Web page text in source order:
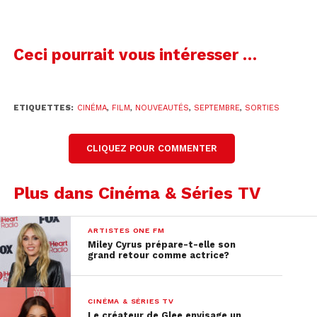
Ceci pourrait vous intéresser …
ETIQUETTES: CINÉMA, FILM, NOUVEAUTÉS, SEPTEMBRE, SORTIES
CLIQUEZ POUR COMMENTER
Plus dans Cinéma & Séries TV
ARTISTES ONE FM
Miley Cyrus prépare-t-elle son
grand retour comme actrice?
CINÉMA & SÉRIES TV